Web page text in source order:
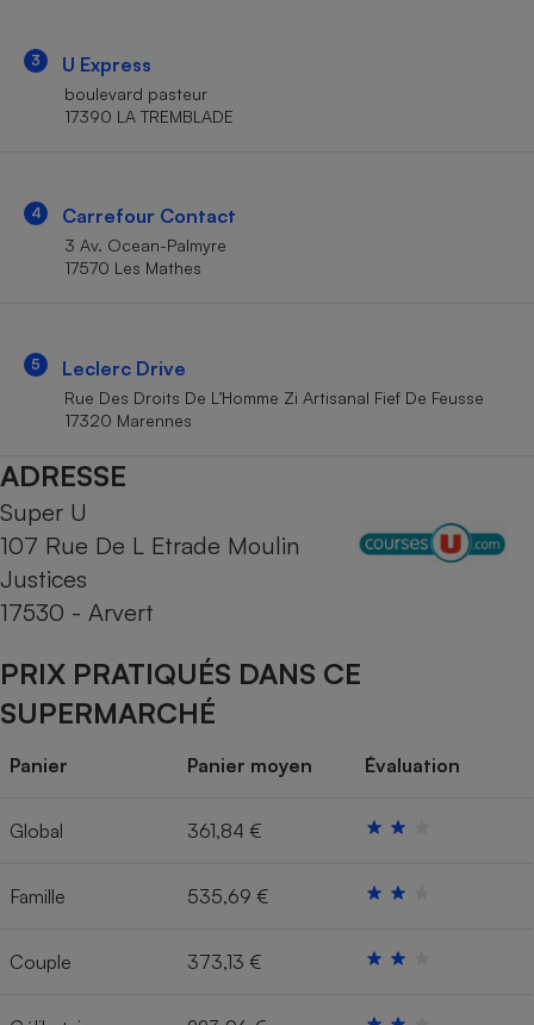
3 U Express
boulevard pasteur
17390 LA TREMBLADE
4 Carrefour Contact
3 Av. Ocean-Palmyre
17570 Les Mathes
5 Leclerc Drive
Rue Des Droits De L’Homme Zi Artisanal Fief De Feusse
17320 Marennes
ADRESSE
Super U
107 Rue De L Etrade Moulin
Justices
17530 - Arvert
PRIX PRATIQUÉS DANS CE
SUPERMARCHÉ
Panier Panier moyen Évaluation
Global 361,84 €
Famille 535,69 €
Couple 373,13 €
Cafetière à expressos